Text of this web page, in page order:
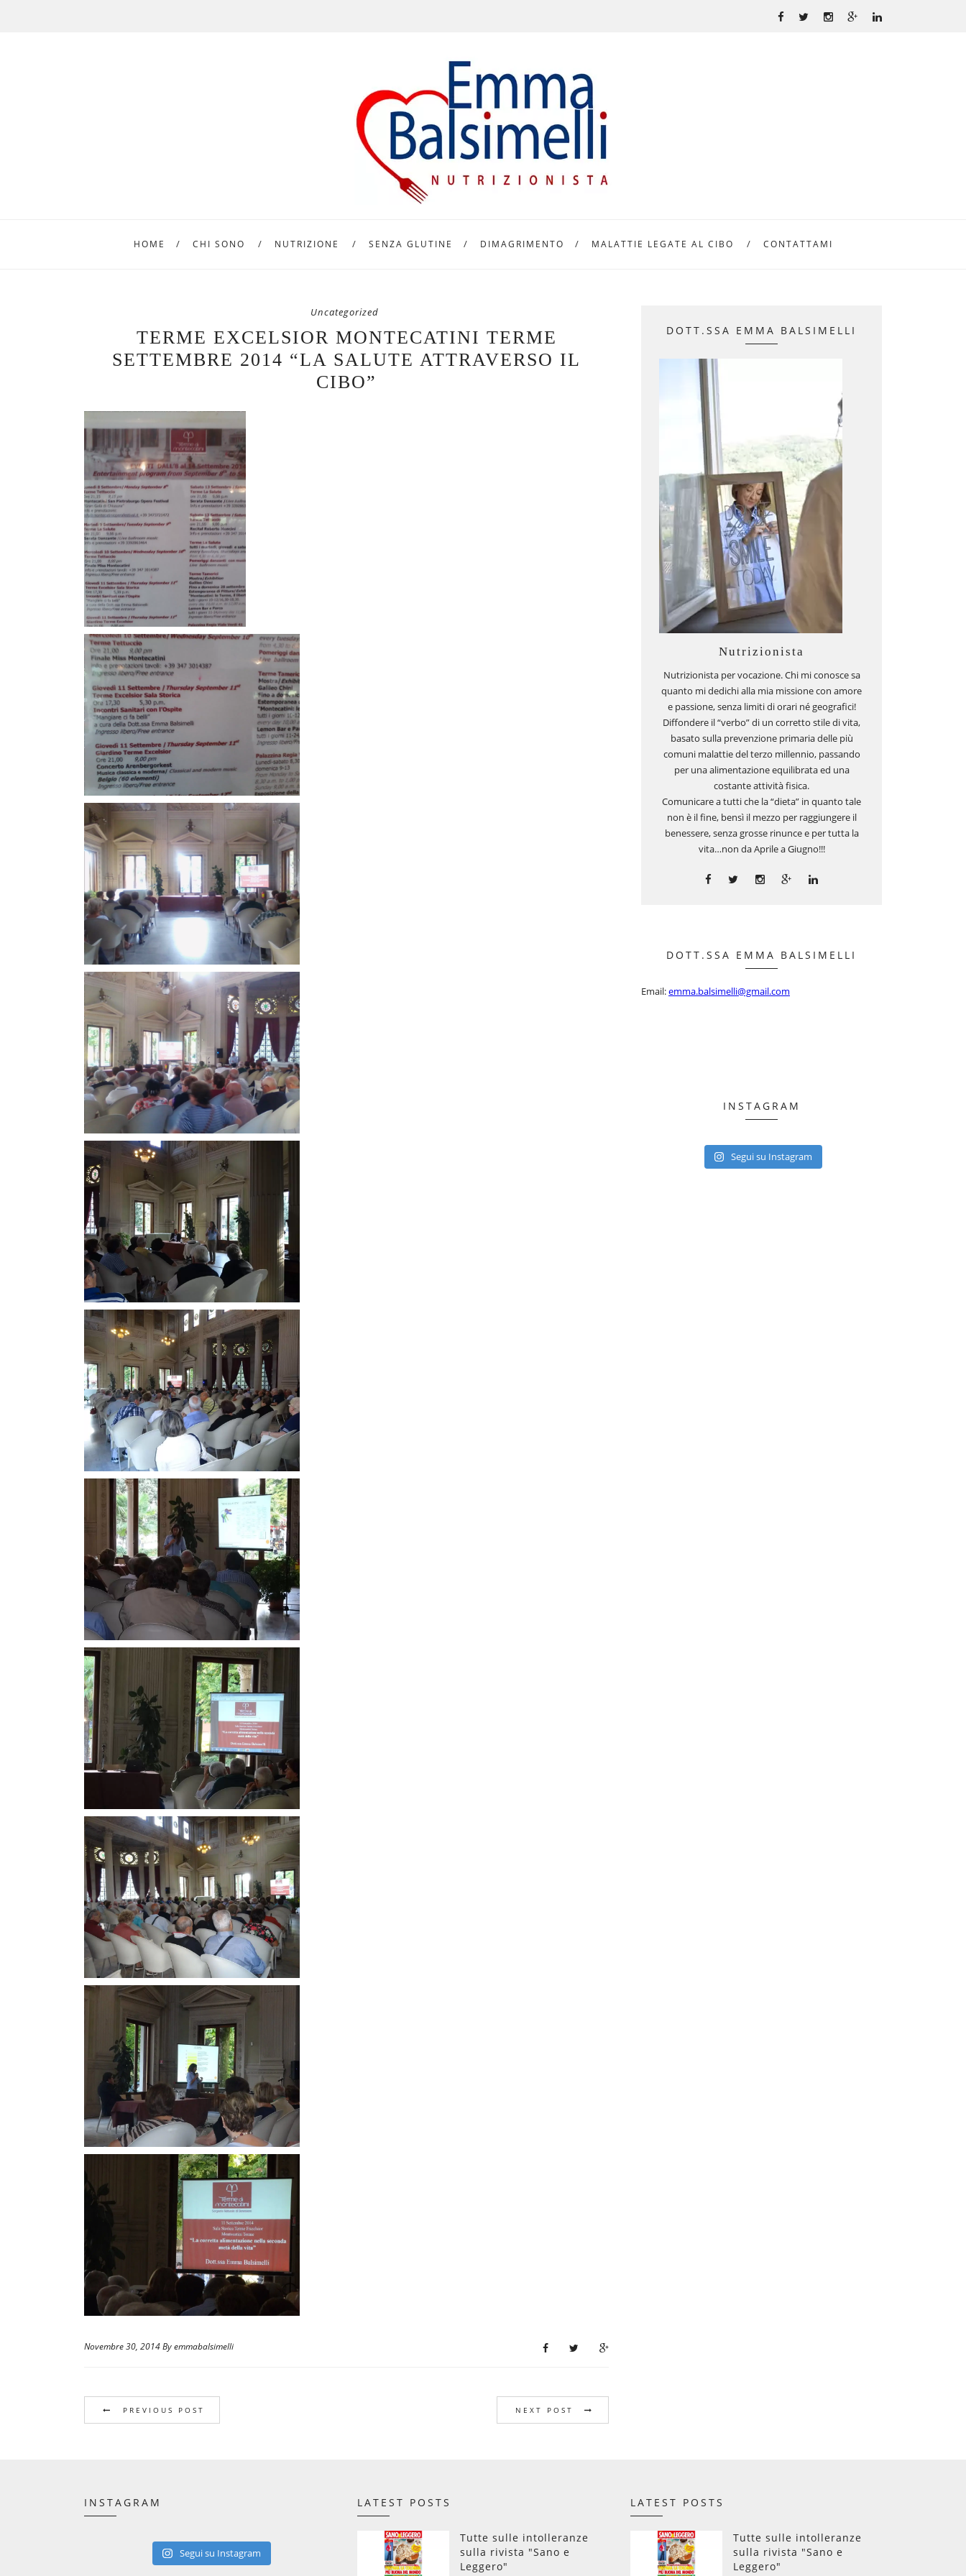
HOME CHI SONO NUTRIZIONE SENZA GLUTINE DIMAGRIMENTO MALATTIE LEGATE AL CIBO CONTATTAMI
Uncategorized
TERME EXCELSIOR MONTECATINI TERME
SETTEMBRE 2014 “LA SALUTE ATTRAVERSO IL
CIBO”
Novembre 30, 2014 By emmabalsimelli
PREVIOUS POST NEXT POST
DOTT.SSA EMMA BALSIMELLI
Nutrizionista
Nutrizionista per vocazione. Chi mi conosce sa
quanto mi dedichi alla mia missione con amore
e passione, senza limiti di orari né geografici!
Diffondere il “verbo” di un corretto stile di vita,
basato sulla prevenzione primaria delle più
comuni malattie del terzo millennio, passando
per una alimentazione equilibrata ed una
costante attività fisica.
Comunicare a tutti che la “dieta” in quanto tale
non è il fine, bensì il mezzo per raggiungere il
benessere, senza grosse rinunce e per tutta la
vita…non da Aprile a Giugno!!!
DOTT.SSA EMMA BALSIMELLI
Email:emma.balsimelli@gmail.com
INSTAGRAM
Segui su Instagram
INSTAGRAM
Segui su Instagram
LATEST POSTS
Tutte sulle intolleranze
sulla rivista "Sano e
Leggero"
LATEST POSTS
Tutte sulle intolleranze
sulla rivista "Sano e
Leggero"